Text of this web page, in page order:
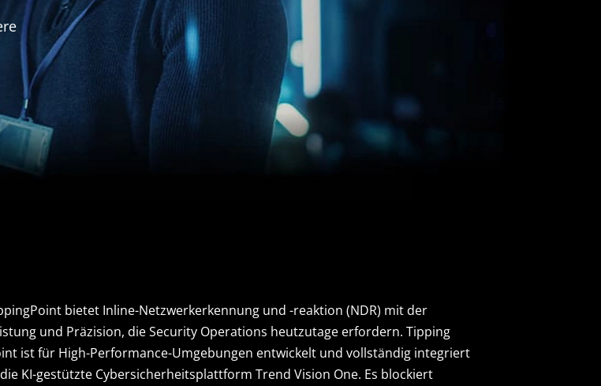
bietet Inline-Netzwerkerkennung und -reaktion (NDR) mit der
und Präzision, die Security Operations heutzutage erfordern. Tipping
ist für High-Performance-Umgebungen entwickelt und vollständig integriert
KI-gestützte Cybersicherheitsplattform Trend Vision One. Es blockiert